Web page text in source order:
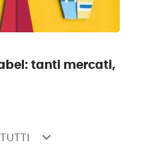
tanti mercati,
keyboard_arrow_down